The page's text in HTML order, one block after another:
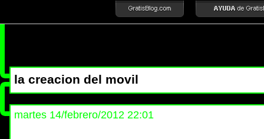
la creacion del movil
martes 14/febrero/2012 22:01